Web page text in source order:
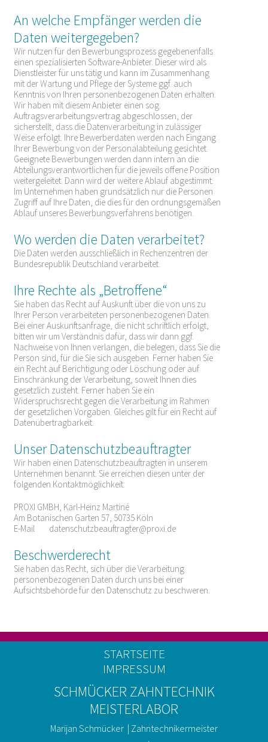
An welche Empfänger werden die
Daten weitergegeben?
Wir nutzen für den Bewerbungsprozess gegebenenfalls
einen spezialisierten Software-Anbieter. Dieser wird als
Dienstleister für uns tätig und kann im Zusammenhang
mit der Wartung und Pflege der Systeme ggf. auch
Kenntnis von Ihren personenbezogenen Daten erhalten.
Wir haben mit diesem Anbieter einen sog.
Auftragsverarbeitungsvertrag abgeschlossen, der
sicherstellt, dass die Datenverarbeitung in zulässiger
Weise erfolgt. Ihre Bewerberdaten werden nach Eingang
Ihrer Bewerbung von der Personalabteilung gesichtet.
Geeignete Bewerbungen werden dann intern an die
Abteilungsverantwortlichen für die jeweils offene Position
weitergeleitet. Dann wird der weitere Ablauf abgestimmt.
Im Unternehmen haben grundsätzlich nur die Personen
Zugriff auf Ihre Daten, die dies für den ordnungsgemäßen
Ablauf unseres Bewerbungsverfahrens benötigen.
Wo werden die Daten verarbeitet?
Die Daten werden ausschließlich in Rechenzentren der
Bundesrepublik Deutschland verarbeitet.
Ihre Rechte als „Betroffene“
Sie haben das Recht auf Auskunft über die von uns zu
Ihrer Person verarbeiteten personenbezogenen Daten.
Bei einer Auskunftsanfrage, die nicht schriftlich erfolgt,
bitten wir um Verständnis dafür, dass wir dann ggf.
Nachweise von Ihnen verlangen, die belegen, dass Sie die
Person sind, für die Sie sich ausgeben. Ferner haben Sie
ein Recht auf Berichtigung oder Löschung oder auf
Einschränkung der Verarbeitung, soweit Ihnen dies
gesetzlich zusteht. Ferner haben Sie ein
Widerspruchsrecht gegen die Verarbeitung im Rahmen
der gesetzlichen Vorgaben. Gleiches gilt für ein Recht auf
Datenübertragbarkeit.
Unser Datenschutzbeauftragter
Wir haben einen Datenschutzbeauftragten in unserem
Unternehmen benannt. Sie erreichen diesen unter der
folgenden Kontaktmöglichkeit:
PROXI GMBH, Karl-Heinz Martiné
Am Botanischen Garten 57, 50735 Köln
E-Mail
datenschutzbeauftragter@proxi.de
Beschwerderecht
Sie haben das Recht, sich über die Verarbeitung
personenbezogenen Daten durch uns bei einer
Aufsichtsbehörde für den Datenschutz zu beschweren.
SCHMÜCKER ZAHNTECHNIK
MEISTERLABOR
Marijan Schmücker | Zahntechnikermeister
STARTSEITE
IMPRESSUM